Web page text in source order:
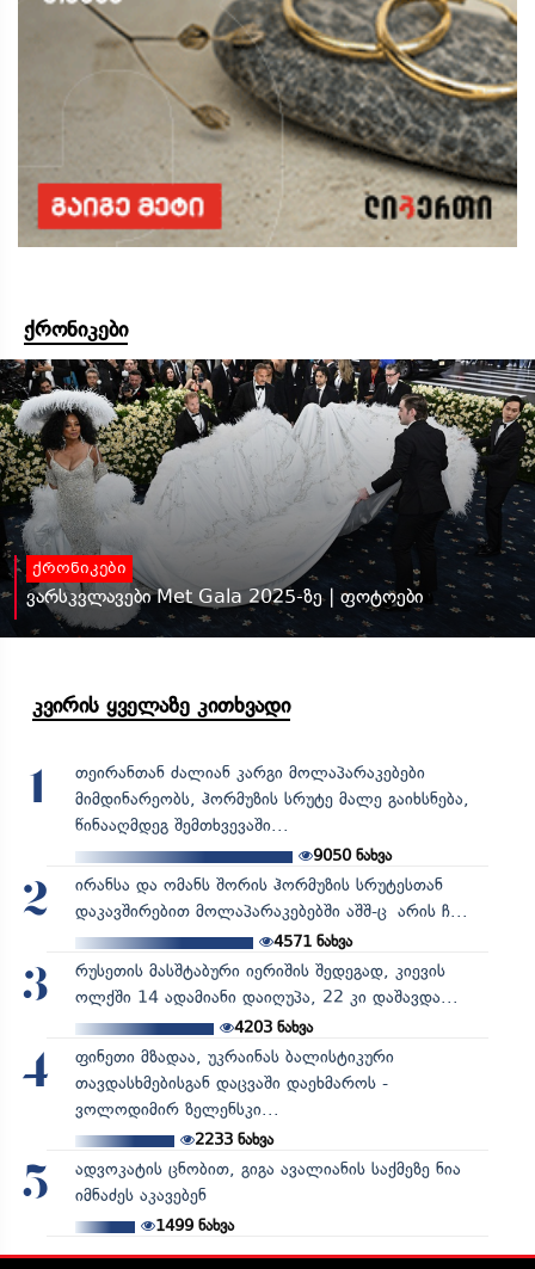
ქრონიკები
ქრონიკები
ვარსკვლავები Met Gala 2025-ზე | ფოტოები
კვირის ყველაზე კითხვადი
1
თეირანთან ძალიან კარგი მოლაპარაკებები
მიმდინარეობს, ჰორმუზის სრუტე მალე გაიხსნება,
წინააღმდეგ შემთხვევაში...
9050ნახვა
2
ირანსა და ომანს შორის ჰორმუზის სრუტესთან
დაკავშირებით მოლაპარაკებებში აშშ-ც არის ჩ...
4571ნახვა
3
რუსეთის მასშტაბური იერიშის შედეგად, კიევის
ოლქში 14 ადამიანი დაიღუპა, 22 კი დაშავდა...
4203ნახვა
4
ფინეთი მზადაა, უკრაინას ბალისტიკური
თავდასხმებისგან დაცვაში დაეხმაროს -
ვოლოდიმირ ზელენსკი...
2233ნახვა
5
ადვოკატის ცნობით, გიგა ავალიანის საქმეზე ნია
იმნაძეს აკავებენ
1499ნახვა